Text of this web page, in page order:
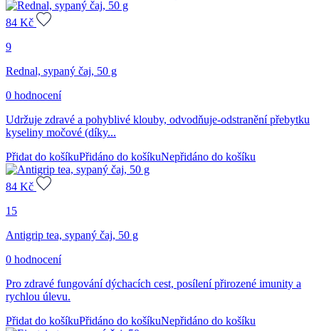
84 Kč
9
Rednal, sypaný čaj, 50 g
0 hodnocení
Udržuje zdravé a pohyblivé klouby, odvodňuje-odstranění přebytku
kyseliny močové (díky...
Přidat do košíkuPřidáno do košíkuNepřidáno do košíku
84 Kč
15
Antigrip tea, sypaný čaj, 50 g
0 hodnocení
Pro zdravé fungování dýchacích cest, posílení přirozené imunity a
rychlou úlevu.
Přidat do košíkuPřidáno do košíkuNepřidáno do košíku